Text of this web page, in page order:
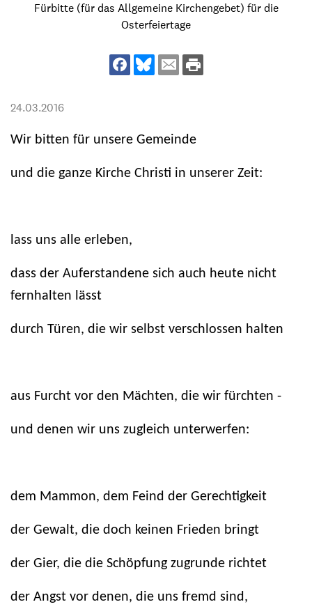
Fürbitte (für das Allgemeine Kirchengebet) für die
Osterfeiertage
24.03.2016
Wir bitten für unsere Gemeinde
und die ganze Kirche Christi in unserer Zeit:
lass uns alle erleben,
dass der Auferstandene sich auch heute nicht
fernhalten lässt
durch Türen, die wir selbst verschlossen halten
aus Furcht vor den Mächten, die wir fürchten -
und denen wir uns zugleich unterwerfen:
dem Mammon, dem Feind der Gerechtigkeit
der Gewalt, die doch keinen Frieden bringt
der Gier, die die Schöpfung zugrunde richtet
der Angst vor denen, die uns fremd sind,